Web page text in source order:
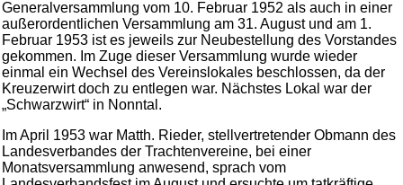
Generalversammlung vom 10. Februar 1952 als auch in einer
außerordentlichen Versammlung am 31. August und am 1.
Februar 1953 ist es jeweils zur Neubestellung des Vorstandes
gekommen. Im Zuge dieser Versammlung wurde wieder
einmal ein Wechsel des Vereinslokales beschlossen, da der
Kreuzerwirt doch zu entlegen war. Nächstes Lokal war der
„Schwarzwirt“ in Nonntal.
Im April 1953 war Matth. Rieder, stellvertretender Obmann des
Landesverbandes der Trachtenvereine, bei einer
Monatsversammlung anwesend, sprach vom